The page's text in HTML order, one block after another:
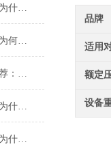
铁屑屑饼机生产厂家推荐：为什么恩派特是您的优选伙伴
铝屑屑饼机生产厂家推荐：为何恩派特成为金属回收行业的“隐形优选”？
钢渣压饼机生产厂家深度推荐：为何恩派特成为高净值产线的优选
铜渣压饼机生产厂家推荐：为什么恩派特成为众多企业的信赖？
铁渣压饼机生产厂家推荐：为什么恩派特成为众多企业的优选？
品牌
适用
额定
设备